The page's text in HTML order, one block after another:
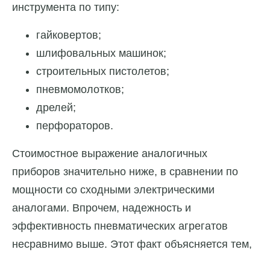
инструмента по типу:
гайковертов;
шлифовальных машинок;
строительных пистолетов;
пневмомолотков;
дрелей;
перфораторов.
Стоимостное выражение аналогичных
приборов значительно ниже, в сравнении по
мощности со сходными электрическими
аналогами. Впрочем, надежность и
эффективность пневматических агрегатов
несравнимо выше. Этот факт объясняется тем,